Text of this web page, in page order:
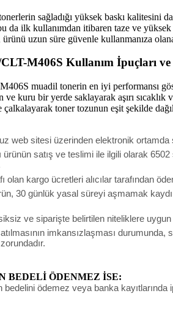
sağladığı yüksek baskı kalitesini
da ilk kullanımdan itibaren taze ve
uzun süre güvenle kullanmanıza
M406S Kullanım İpuçları
muadil tonerin en iyi performansı
kuru bir yerde saklayarak aşırı
toner tozunun eşit şekilde
web sitesi üzerinden elektronik
ürünün satış ve teslimi ile ilgili olarak
olan kargo ücretleri alıcılar tarafından
30 günlük yasal süreyi aşmamak
ve siparişte belirtilen niteliklere
imkansızlaşması
BEDELİ ÖDENMEZ İSE:
bedelini ödemez veya banka